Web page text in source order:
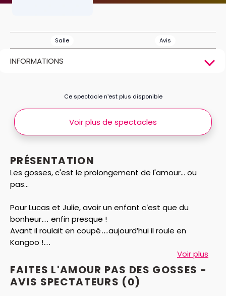
Salle Avis
INFORMATIONS
PRÉSENTATION
Les gosses, c'est le prolongement de l'amour... ou
pas...
Pour Lucas et Julie, avoir un enfant c’est que du
bonheur… enfin presque !
Avant il roulait en coupé…aujourd’hui il roule en
Kangoo !
Avant ils avaient des amis…aujourd’hui ils ne les voient
plus !
Dans cette comédie romantique, on vous dit tout…
Voir plus
Ce spectacle n’est plus disponible
Voir plus de spectacles
FAITES L'AMOUR PAS DES GOSSES -
AVIS SPECTATEURS (0)